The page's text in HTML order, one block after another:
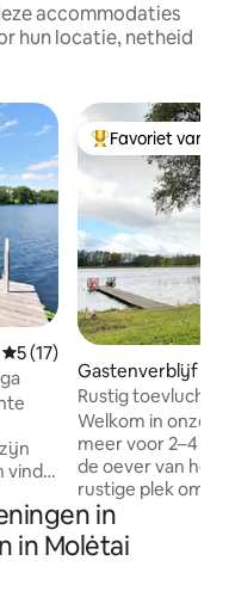
accommodaties
hun locatie, netheid
Gemiddelde beoordeling
5 (17)
vind
Topfavoriet van
Favoriet van
Gastenverblijf
Rustig
sauna
Welkom in onze
meer voor 2–4
de oever van het
rustige plek
hut is inclusief: Een houtgestookte
sauna Een hot
(hydromassage)
in
in Molėtai